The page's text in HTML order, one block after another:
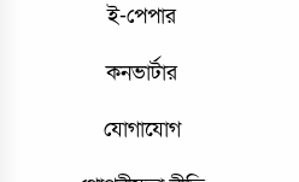
ই-পেপার
কনভার্টার
যোগাযোগ